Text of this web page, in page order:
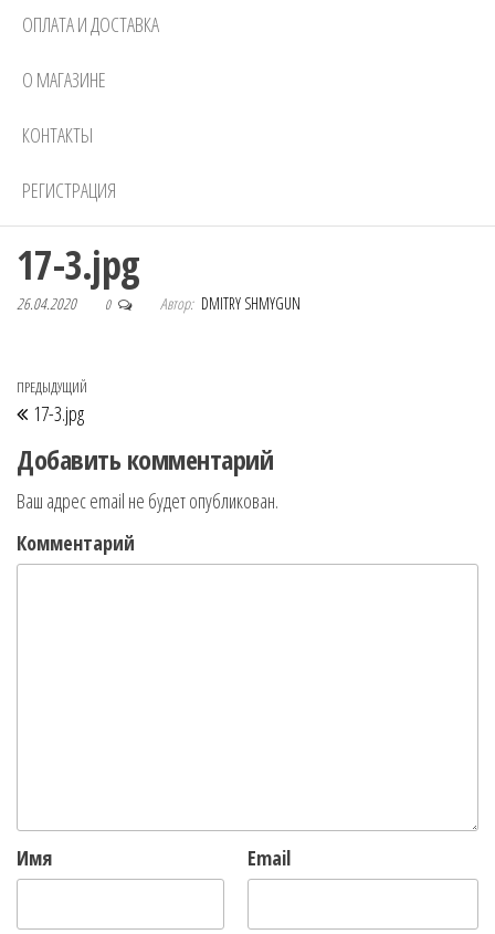
ОПЛАТА И ДОСТАВКА
О МАГАЗИНЕ
КОНТАКТЫ
РЕГИСТРАЦИЯ
17-3.jpg
26.04.2020 0 Автор: DMITRY SHMYGUN
Навигация по записям
Предыдущая запись
ПРЕДЫДУЩИЙ
17-3.jpg
Добавить комментарий
Ваш адрес email не будет опубликован.
Комментарий
Имя Email